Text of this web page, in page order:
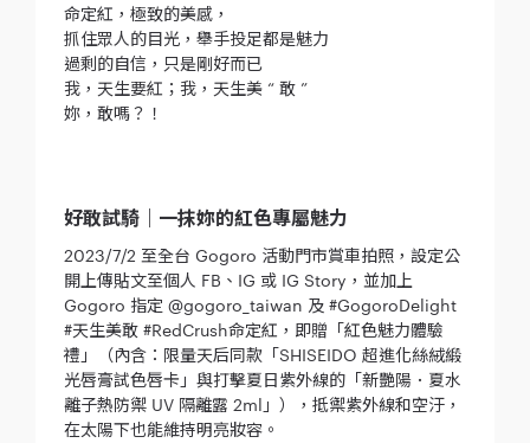
命定紅，極致的美感，
抓住眾人的目光，舉手投足都是魅力
過剩的自信，只是剛好而已
我，天生要紅；我，天生美 “ 敢 ”
妳，敢嗎？！
好敢試騎｜一抹妳的紅色專屬魅力
2023/7/2 至全台 Gogoro 活動門市賞車拍照，設定公
開上傳貼文至個人 FB、IG 或 IG Story，並加上
Gogoro 指定 @gogoro_taiwan 及 #GogoroDelight
#天生美敢 #RedCrush命定紅，即贈「紅色魅力體驗
禮」（內含：限量天后同款「SHISEIDO 超進化絲絨緞
光唇膏試色唇卡」與打擊夏日紫外線的「新艷陽．夏水
離子熱防禦 UV 隔離露 2ml」），抵禦紫外線和空汙，
在太陽下也能維持明亮妝容。